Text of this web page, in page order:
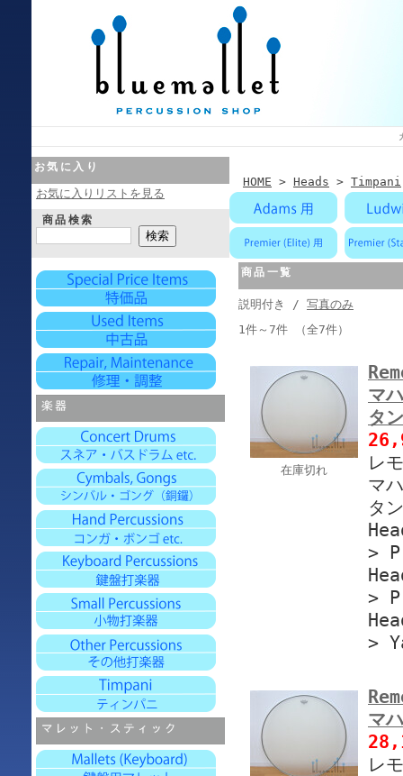
お気に入り
お気に入りリストを見る
商品検索
HOME > Heads > Timpani
商品一覧
説明付き / 写真のみ
1件～7件 （全7件）
在庫切れ
マ
タ
レ
マ
タ
>
>
>
マ
レ